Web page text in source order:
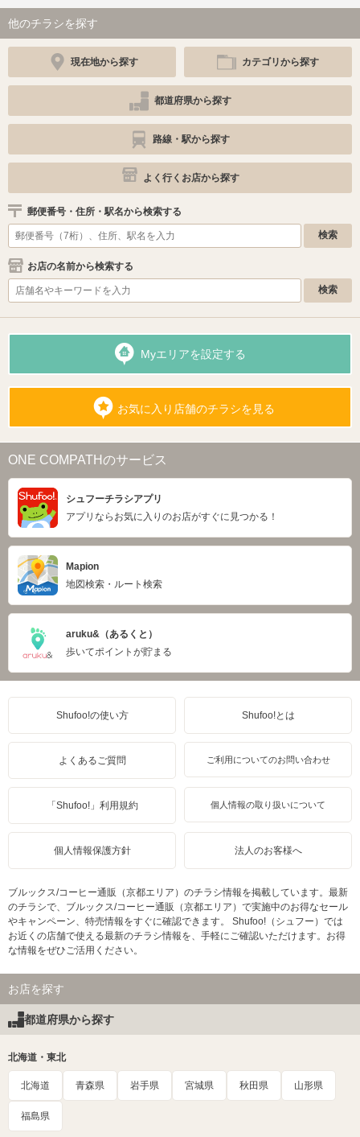
他のチラシを探す
現在地から探す カテゴリから探す
都道府県から探す
路線・駅から探す
よく行くお店から探す
郵便番号・住所・駅名から検索する
お店の名前から検索する
Myエリアを設定する
お気に入り店舗のチラシを見る
ONE COMPATHのサービス
シュフーチラシアプリ
アプリならお気に入りのお店がすぐに見つかる！
Mapion
地図検索・ルート検索
aruku&（あるくと）
歩いてポイントが貯まる
Shufoo!の使い方 Shufoo!とは
よくあるご質問 ご利用についてのお問い合わせ
「Shufoo!」利用規約 個人情報の取り扱いについて
個人情報保護方針 法人のお客様へ
ブルックス/コーヒー通販（京都エリア）のチラシ情報を掲載しています。最新
のチラシで、ブルックス/コーヒー通販（京都エリア）で実施中のお得なセール
やキャンペーン、特売情報をすぐに確認できます。 Shufoo!（シュフー）では
お近くの店舗で使える最新のチラシ情報を、手軽にご確認いただけます。お得
な情報をぜひご活用ください。
お店を探す
都道府県から探す
北海道・東北
北海道 青森県 岩手県 宮城県 秋田県 山形県
福島県